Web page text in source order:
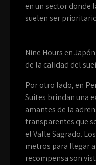
en un sector donde
suelen ser
Nine Hours en
de la calidad del
Por otro lado, en
Suites brindan una
amantes de la
transparentes que
el Valle Sagrado.
metros para llegar
recompensa son